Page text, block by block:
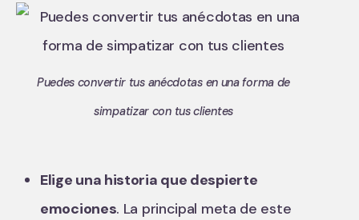
Puedes convertir tus anécdotas en una forma de
simpatizar con tus clientes
Elige una historia que despierte
emociones. La principal meta de este